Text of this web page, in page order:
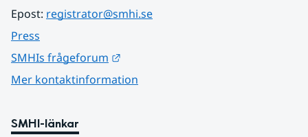
Epost: registrator@smhi.se
Press
SMHIs frågeforum
Mer kontaktinformation
SMHI-länkar